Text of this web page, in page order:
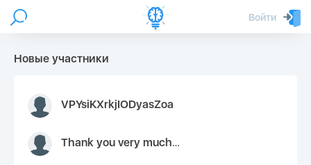
Войти
Новые участники
VPYsiKXrkjIODyasZoa
Thank you very much for your inquiry We appreciate you 9126052 https://youtube.com faceapple !